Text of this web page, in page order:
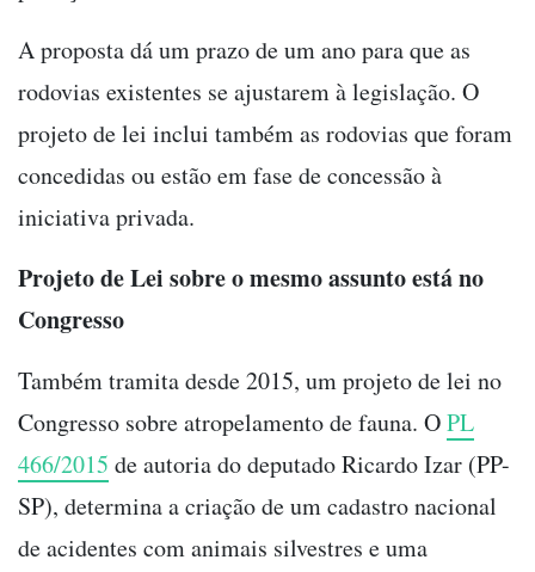
A proposta dá um prazo de um ano para que as
rodovias existentes se ajustarem à legislação. O
projeto de lei inclui também as rodovias que foram
concedidas ou estão em fase de concessão à
iniciativa privada.
Projeto de Lei sobre o mesmo assunto está no
Congresso
Também tramita desde 2015, um projeto de lei no
Congresso sobre atropelamento de fauna. OPL
466/2015 de autoria do deputado Ricardo Izar (PP-
SP), determina a criação de um cadastro nacional
de acidentes com animais silvestres e uma